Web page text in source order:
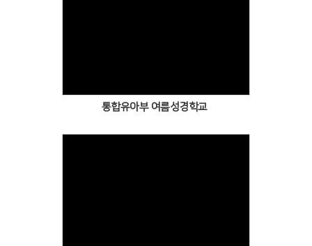
통합유아부 여름성경학교